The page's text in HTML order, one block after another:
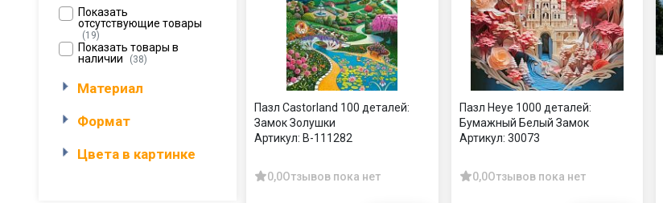
Показать
отсутствующие товары
(19)
Показать товары в
наличии
(38)
Материал
Формат
Цвета в картинке
Пазл Castorland 100 деталей:
Замок Золушки
Артикул: В-111282
0,0Отзывов пока нет
Пазл Heye 1000 деталей:
Бумажный Белый Замок
Артикул: 30073
0,0Отзывов пока нет